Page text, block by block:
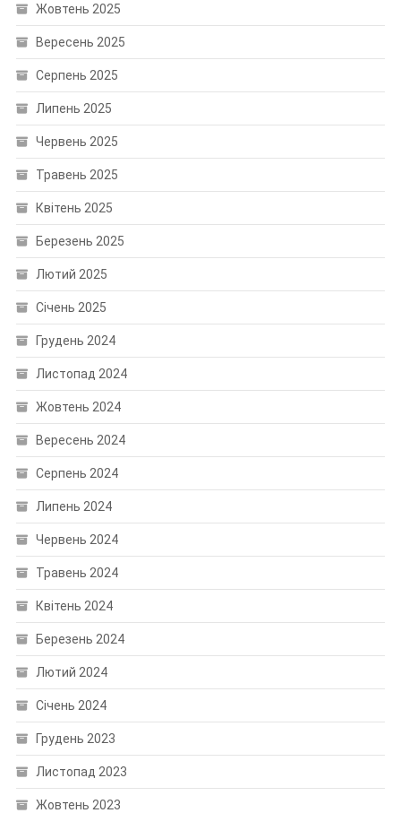
Жовтень 2025
Вересень 2025
Серпень 2025
Липень 2025
Червень 2025
Травень 2025
Квітень 2025
Березень 2025
Лютий 2025
Січень 2025
Грудень 2024
Листопад 2024
Жовтень 2024
Вересень 2024
Серпень 2024
Липень 2024
Червень 2024
Травень 2024
Квітень 2024
Березень 2024
Лютий 2024
Січень 2024
Грудень 2023
Листопад 2023
Жовтень 2023